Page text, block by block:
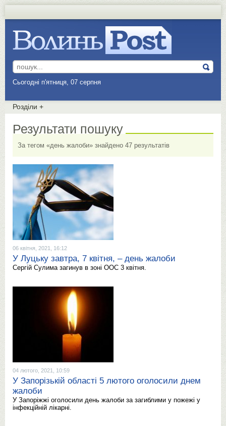
Сьогодні п'ятниця, 07 серпня
Розділи +
Результати пошуку
За тегом «день жалоби» знайдено 47 результатів
06 квітня, 2021, 16:12
У Луцьку завтра, 7 квітня, – день жалоби
Сергій Сулима загинув в зоні ООС 3 квітня.
04 лютого, 2021, 10:59
У Запорізькій області 5 лютого оголосили днем
жалоби
У Запоріжжі оголосили день жалоби за загиблими у пожежі у
інфекційній лікарні.